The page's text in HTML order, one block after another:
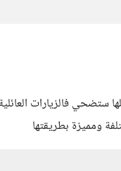
ستضحي فالزيارات
ومميزة بطريقتها